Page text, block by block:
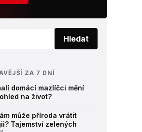
Hledat
ZA 7 DNÍ
domácí mazlíčci mění
na život?
může příroda vrátit
Tajemství zelených